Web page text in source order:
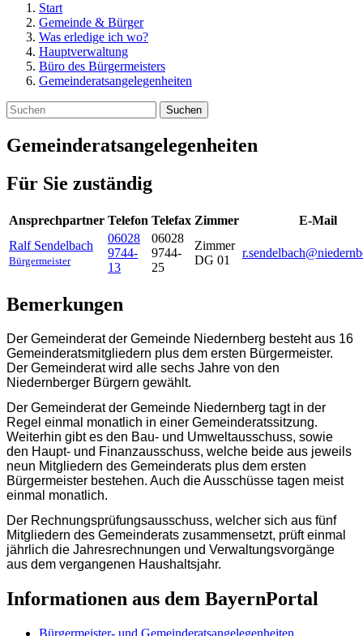
Start
Gemeinde & Bürger
Was erledige ich wo?
Hauptverwaltung
Büro des Bürgermeisters
Gemeinderatsangelegenheiten
Suchen
Gemeinderatsangelegenheiten
Für Sie zuständig
Ansprechpartner Telefon Telefax Zimmer
E-Mail
Ralf Sendelbach
Bürgermeister
06028
9744-
13
06028
9744-
25
Zimmer
DG 01
Bemerkungen
Der Gemeinderat der Gemeinde Niedernberg besteht aus 16
Gemeinderatsmitgliedern plus dem ersten Bürgermeister.
Der Gemeinderat wird alle sechs Jahre von den
Niedernberger Bürgern gewählt.
Der Gemeinderat der Gemeinde Niedernberg tagt in der
Regel einmal monatlich in einer Gemeinderatssitzung.
Weiterhin gibt es den Bau- und Umweltausschuss, sowie
den Haupt- und Finanzausschuss, welche beide aus jeweils
neun Mitgliedern des Gemeinderats plus dem ersten
Bürgermeister bestehen. Auch die Ausschüsse tagen meist
einmal monatlich.
Der Rechnungsprüfungsausschuss, welcher sich aus fünf
Mitgliedern des Gemeinderats zusammensetzt, prüft einmal
jährlich die Jahresrechnungen und Verwaltungsvorgänge
aus dem vergangenen Haushaltsjahr.
Informationen aus dem BayernPortal
Bürgermeister- und Gemeinderatsangelegenheiten